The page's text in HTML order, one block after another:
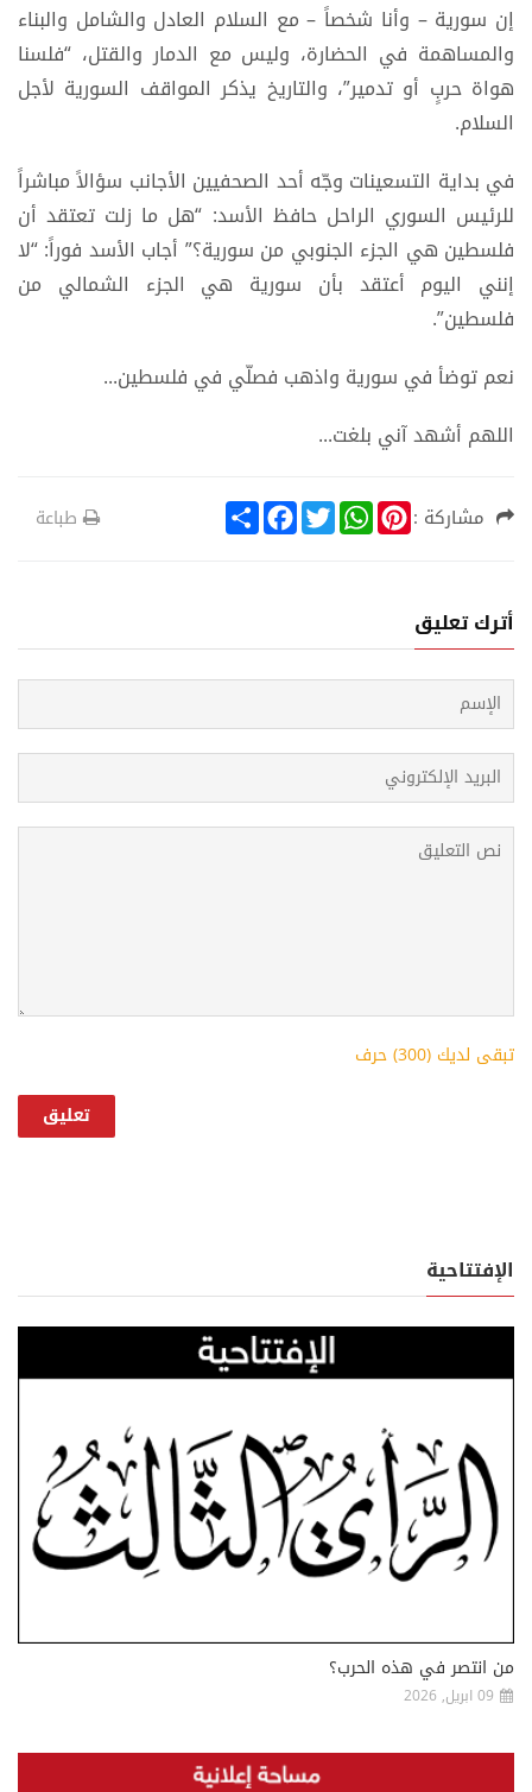
إن سورية – وأنا شخصاً – مع السلام العادل والشامل والبناء
والمساهمة في الحضارة، وليس مع الدمار والقتل، “فلسنا
هواة حربٍ أو تدمير”، والتاريخ يذكر المواقف السورية لأجل
السلام.
في بداية التسعينات وجّه أحد الصحفيين الأجانب سؤالاً مباشراً
للرئيس السوري الراحل حافظ الأسد: “هل ما زلت تعتقد أن
فلسطين هي الجزء الجنوبي من سورية؟” أجاب الأسد فوراً: “لا
إنني اليوم أعتقد بأن سورية هي الجزء الشمالي من
فلسطين”.
نعم توضأ في سورية واذهب فصلّي في فلسطين...
اللهم أشهد آني بلغت...
مشاركة : S
h
F
a
k
T
w
W
h
p
P
i
s
طباعة
أترك تعليق
تبقى لديك (300) حرف
الإفتتاحية
من انتصر في هذه الحرب؟
09 ابريل, 2026